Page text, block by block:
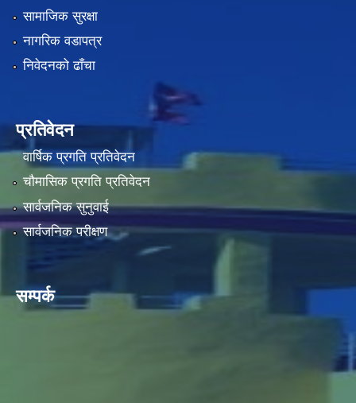
सामाजिक सुरक्षा
नागरिक वडापत्र
निवेदनको ढाँचा
प्रतिवेदन
वार्षिक प्रगति प्रतिवेदन
चौमासिक प्रगति प्रतिवेदन
सार्वजनिक सुनुवाई
सार्वजनिक परीक्षण
सम्पर्क